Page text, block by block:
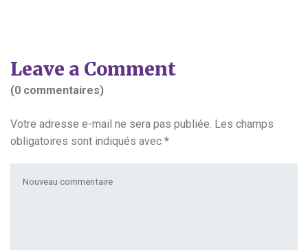
Leave a Comment
(0 commentaires)
Votre adresse e-mail ne sera pas publiée. Les champs
obligatoires sont indiqués avec *